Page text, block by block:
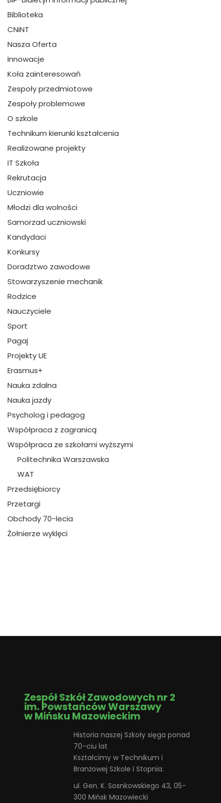
Biblioteka
CNiNT
Nasza Oferta
Innowacje
Koła zainteresowań
Zespoły przedmiotowe
Zespoły problemowe
O szkole
Technikum kierunki kształcenia
Realizowane projekty
IT Szkoła
Rekrutacja
Uczniowie
Młodzi dla wolności
Samorzad uczniowski
Kandydaci
Konkursy
Doradztwo zawodowe
Stowarzyszenie mechanik
Rodzice
Nauczyciele
Sport
Pagaj
Projekty UE
Erasmus+
Nauka zdalna
Nauka jazdy
Psycholog i pedagog
Współpraca z zagranicą
Współpraca ze szkołami wyższymi
Politechnika Warszawska
WAT
Przedsiębiorcy
Przetargi
Obchody 70-lecia
Żołnierze wyklęci
Zespół Szkół Zawodowych nr 2
im. Powstańców Warszawy
w Mińsku Mazowieckim
Historia naszej Szkoły sięga ponad
70-ciu lat
Kształcimy w Technikum i
Branżowej Szkole I Stopnia.
ul. Gen. K. Sosnkowskiego 43, 05-
300 Mińsk Mazowiecki